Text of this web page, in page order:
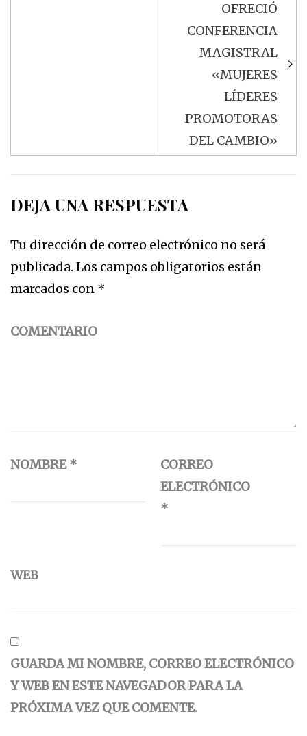
OFRECIÓ
CONFERENCIA
MAGISTRAL
«MUJERES
LÍDERES
PROMOTORAS
DEL CAMBIO»
DEJA UNA RESPUESTA
Tu dirección de correo electrónico no será
publicada. Los campos obligatorios están
marcados con *
COMENTARIO
NOMBRE*
CORREO
ELECTRÓNICO
*
WEB
GUARDA MI NOMBRE, CORREO ELECTRÓNICO
Y WEB EN ESTE NAVEGADOR PARA LA
PRÓXIMA VEZ QUE COMENTE.